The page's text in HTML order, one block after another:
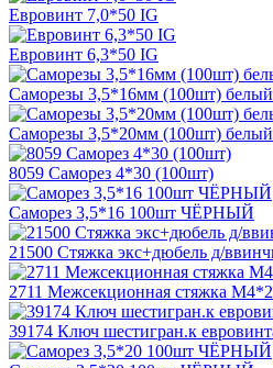
Евровинт 7,0*50 IG
Евровинт 6,3*50 IG
Саморезы 3,5*16мм (100шт)
Саморезы 3,5*20мм (100шт)
8059 Саморез 4*30 (100шт)
Саморез 3,5*16 100шт ЧЁРНЫЙ
21500 Стяжка экс+дюбель д/
2711 Межсекционная стяжка
39174 Ключ шестигран.к